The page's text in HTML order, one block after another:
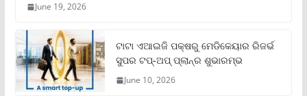
June 19, 2026
ଟାଟା ଏଆଇଜି ପକ୍ଷରୁ ମେଡିକେୟାର ରିଜର୍ଭ
ସୁପର ଟପ୍‌-ଅପ୍ ପ୍ଲାନ୍‌ର ଶୁଭାରମ୍ଭ
June 10, 2026